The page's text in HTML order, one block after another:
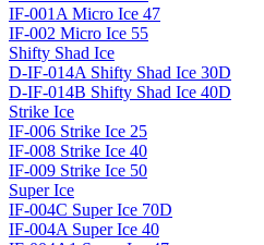
IF-001A Micro Ice 47
IF-002 Micro Ice 55
Shifty Shad Ice
D-IF-014A Shifty Shad Ice 30D
D-IF-014B Shifty Shad Ice 40D
Strike Ice
IF-006 Strike Ice 25
IF-008 Strike Ice 40
IF-009 Strike Ice 50
Super Ice
IF-004C Super Ice 70D
IF-004A Super Ice 40